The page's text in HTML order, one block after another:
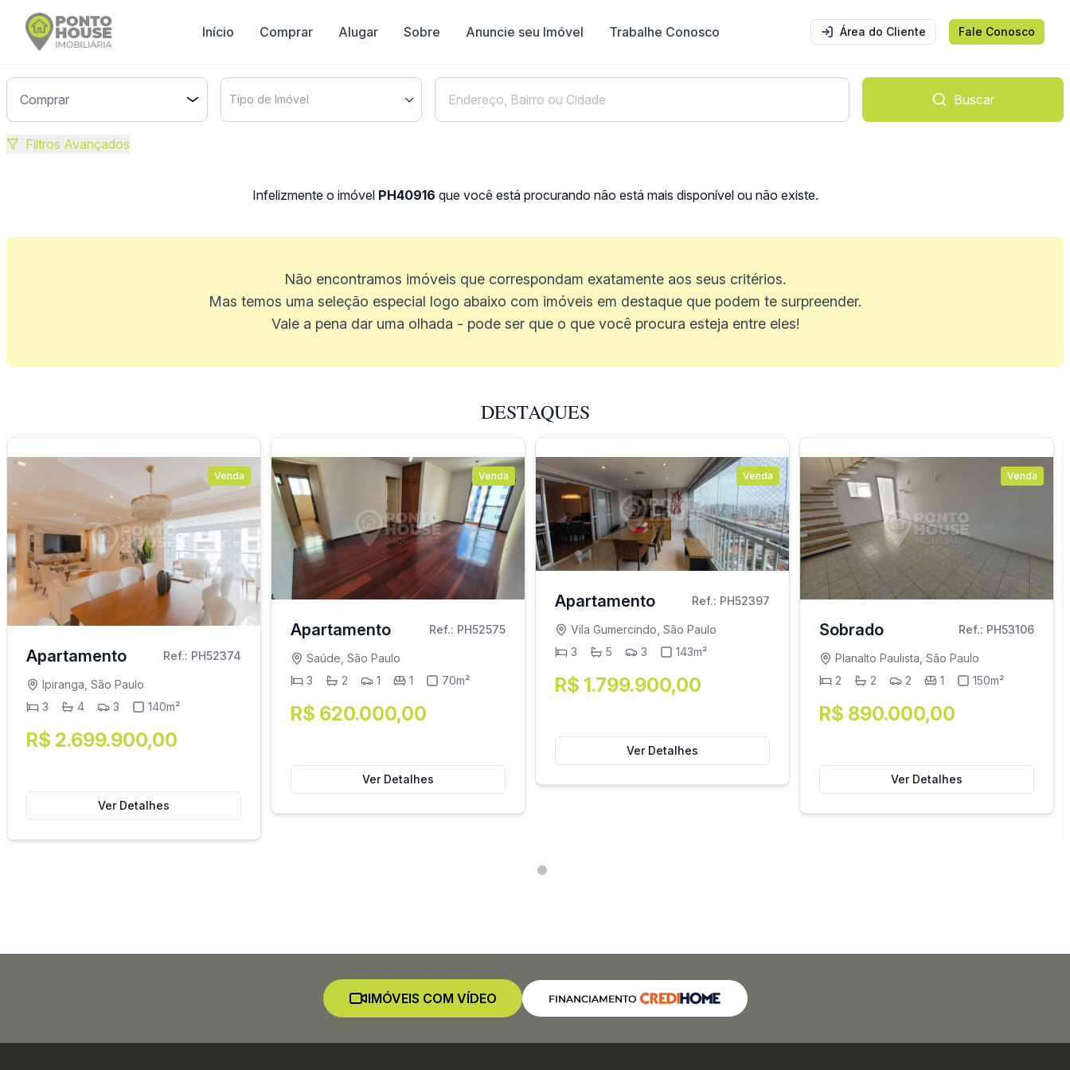
Início Comprar Alugar Sobre Anuncie seu Imóvel Trabalhe Conosco Área do Cliente Fale Conosco
Tipo de Imóvel Buscar
Filtros Avançados
Infelizmente o imóvel PH40916 que você está procurando não está mais disponível ou não existe.
Não encontramos imóveis que correspondam exatamente aos seus critérios.
Mas temos uma seleção especial logo abaixo com imóveis em destaque que podem te surpreender.
Vale a pena dar uma olhada - pode ser que o que você procura esteja entre eles!
DESTAQUES
Venda
Apartamento Ref.: PH52374
Ipiranga, São Paulo
3
4 3 140m²
R$ 2.699.900,00
Ver Detalhes
Venda
Apartamento Ref.: PH52575
Saúde, São Paulo
3
2 1 1 70m²
R$ 620.000,00
Ver Detalhes
Venda
Apartamento Ref.: PH52397
Vila Gumercindo, São Paulo
3
5 3 143m²
R$ 1.799.900,00
Ver Detalhes
Venda
Sobrado Ref.: PH53106
Planalto Paulista, São Paulo
2
2 2 1 150m²
R$ 890.000,00
Ver Detalhes
IMÓVEIS COM VÍDEO